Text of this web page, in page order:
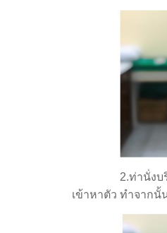
2.ท่านั่งบริหารข้
เข้าหาตัว ทำจากนั้